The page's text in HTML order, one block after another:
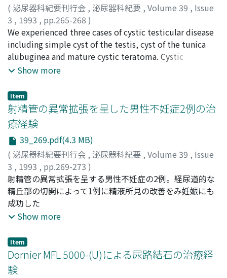
( 泌尿器科紀要刊行会 , 泌尿器科紀要 , Volume 39 , Issue
3 , 1993 , pp.265-268 )
増田, 均;山田, 拓己;長浜, 克志;永松, 秀樹;根岸, 壮治;森
本, 信二;Masuda, Hitoshi;Yamada, Takumi;Nagahama,
Katsushi;Nagamatsu, Hideki; Negishi, Takeharu
Morimoto, Shiniji
We experienced three cases of cystic testicular disease
including simple cyst of the testis, cyst of the tunica
alubuginea and mature cystic teratoma. Cystic
testicular diseases have been considered rare, but
scrotal diseases has made them more common.
Ultrasonography seemed to be useful to distinguish
nonneoplastic testicular cysts (simple cyst of the testis,
cyst of the tunica alubuginea) from cystic lesions of
solid testicular tumors.
Show more
Item
射精管の異常拡張を呈した男性不妊症2例の治
療経験
39_269.pdf(4.3 MB)
( 泌尿器科紀要刊行会 , 泌尿器科紀要 , Volume 39 , Issue
3 , 1993 , pp.269-273 )
藤沢, 真;小内山, 裕昭;新堀, 大介;井内, 裕満; 森川, 満;徳
中, 荘平;八竹, 直;玉手, 健一;千石, 一雄;石川, 睦男;
Fujisawa, Makoto
Iuchi, Hiromitsu
Ishikawa, Mutsuo
射精管の異常拡張を呈する男性不妊症の2例。経尿道的な
精丘部の切開によって1例に精液所見の改善をみ妊娠にも
成功した
Show more
Item
Dornier MFL 5000-(U)による尿路結石の治療経
験